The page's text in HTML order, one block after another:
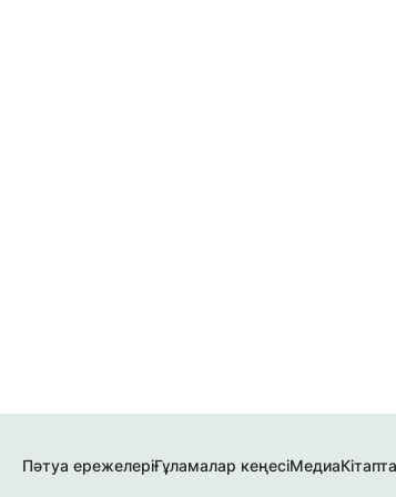
Пәтуа ережелеріҒұламалар кеңесіМедиа